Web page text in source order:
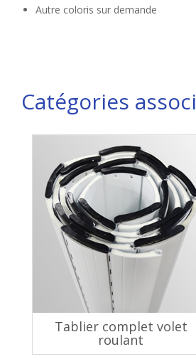
Autre coloris sur demande
Catégories
Tablier complet volet
roulant